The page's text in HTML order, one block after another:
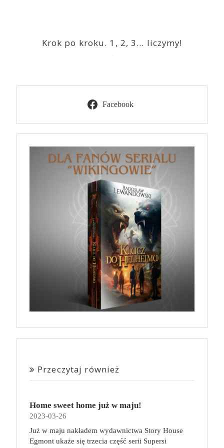
Krok po kroku. 1, 2, 3… liczymy!
Facebook
Przeczytaj również
Home sweet home już w maju!
2023-03-26
Już w maju nakładem wydawnictwa Story House
Egmont ukaże się trzecia część serii Supersi